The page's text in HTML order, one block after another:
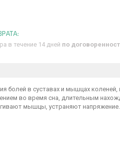
в течение 14 дней по
болей в суставах и мышцах
во время сна, длительным
мышцы, устраняют напряжение.